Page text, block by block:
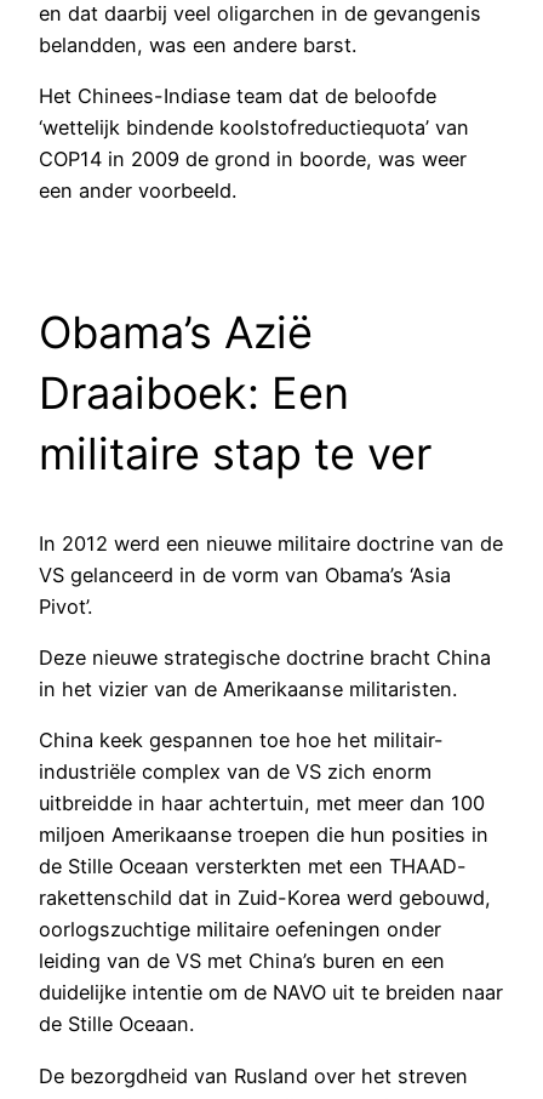
en dat daarbij veel oligarchen in de gevangenis
belandden, was een andere barst.
Het Chinees-Indiase team dat de beloofde
‘wettelijk bindende koolstofreductiequota’ van
COP14 in 2009 de grond in boorde, was weer
een ander voorbeeld.
Obama’s Azië
Draaiboek: Een
militaire stap te ver
In 2012 werd een nieuwe militaire doctrine van de
VS gelanceerd in de vorm van Obama’s ‘Asia
Pivot’.
Deze nieuwe strategische doctrine bracht China
in het vizier van de Amerikaanse militaristen.
China keek gespannen toe hoe het militair-
industriële complex van de VS zich enorm
uitbreidde in haar achtertuin, met meer dan 100
miljoen Amerikaanse troepen die hun posities in
de Stille Oceaan versterkten met een THAAD-
rakettenschild dat in Zuid-Korea werd gebouwd,
oorlogszuchtige militaire oefeningen onder
leiding van de VS met China’s buren en een
duidelijke intentie om de NAVO uit te breiden naar
de Stille Oceaan.
De bezorgdheid van Rusland over het streven